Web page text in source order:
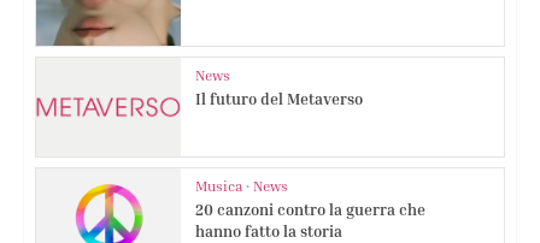
News
Il futuro del Metaverso
Musica • News
20 canzoni contro la guerra che
hanno fatto la storia